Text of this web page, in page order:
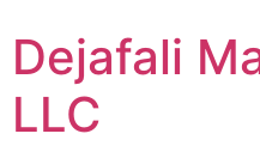
Dejafali
LLC